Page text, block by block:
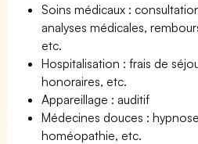
Soins médicaux :
analyses médicales,
etc.
Hospitalisation : frais de
honoraires, etc.
Appareillage : auditif
Médecines douces :
homéopathie, etc.